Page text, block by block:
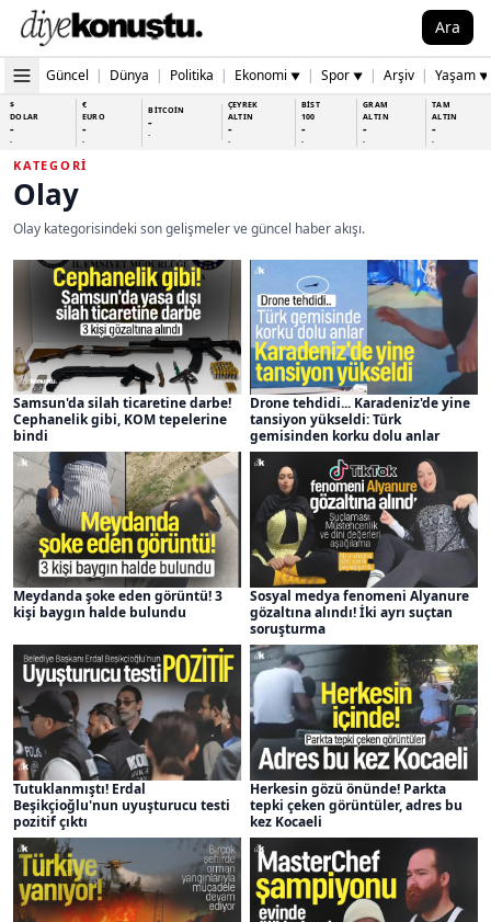
Ara
Güncel | Dünya | Politika | Ekonomi ▼ | Spor ▼ | Arşiv | Yaşam ▼
$
DOLAR
-
-
€
EURO
-
-
BİTCOİN
-
-
ÇEYREK
ALTIN
-
-
BİST
100
-
-
GRAM
ALTIN
-
-
TAM
ALTIN
-
-
KATEGORI
Olay
Olay kategorisindeki son gelişmeler ve güncel haber akışı.
Samsun'da silah ticaretine darbe!
Cephanelik gibi, KOM tepelerine
bindi
Drone tehdidi... Karadeniz'de yine
tansiyon yükseldi: Türk
gemisinden korku dolu anlar
Meydanda şoke eden görüntü! 3
kişi baygın halde bulundu
Sosyal medya fenomeni Alyanure
gözaltına alındı! İki ayrı suçtan
soruşturma
Tutuklanmıştı! Erdal
Beşikçioğlu'nun uyuşturucu testi
pozitif çıktı
Herkesin gözü önünde! Parkta
tepki çeken görüntüler, adres bu
kez Kocaeli